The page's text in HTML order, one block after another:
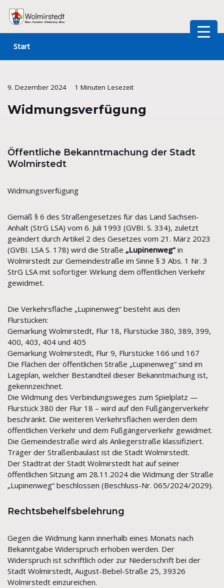
Zum
springen
Start
9. Dezember 2024 1 Minuten Lesezeit
Widmungsverfügung
Öffentliche Bekanntmachung der Stadt
Wolmirstedt
Widmungsverfügung
Gemäß § 6 des Straßengesetzes für das Land Sachsen-
Anhalt (StrG LSA) vom 6. Juli 1993 (GVBI. S. 334), zuletzt
geändert durch Artikel 2 des Gesetzes vom 21. März 2023
(GVBI. LSA S. 178) wird die Straße „Lupinenweg“ in
Wolmirstedt zur Gemeindestraße im Sinne § 3 Abs. 1 Nr. 3
StrG LSA mit sofortiger Wirkung dem öffentlichen Verkehr
gewidmet.
Die Verkehrsfläche „Lupinenweg“ besteht aus den
Flurstücken:
Gemarkung Wolmirstedt, Flur 18, Flurstücke 380, 389, 399,
400, 403, 404 und 405
Gemarkung Wolmirstedt, Flur 9, Flurstücke 166 und 167
Die Flächen der öffentlichen Straße „Lupinenweg“ sind im
Lageplan, welcher Bestandteil dieser Bekanntmachung ist,
gekennzeichnet.
Die Widmung des Verbindungsweges zum Spielplatz —
Flurstück 380 der Flur 18 – wird auf den Fußgängerverkehr
beschränkt. Die weiteren Verkehrsflächen werden dem
öffentlichen Verkehr und dem Fußgängerverkehr gewidmet.
Die Gemeindestraße wird als Anliegerstraße klassifiziert.
Träger der Straßenbaulast ist die Stadt Wolmirstedt.
Der Stadtrat der Stadt Wolmirstedt hat auf seiner
öffentlichen Sitzung am 28.11.2024 die Widmung der Straße
„Lupinenweg“ beschlossen (Beschluss-Nr. 065/2024/2029).
Rechtsbehelfsbelehrung
Gegen die Widmung kann innerhalb eines Monats nach
Bekanntgabe Widerspruch erhoben werden. Der
Widerspruch ist schriftlich oder zur Niederschrift bei der
Stadt Wolmirstedt, August-Bebel-Straße 25, 39326
Wolmirstedt einzureichen.